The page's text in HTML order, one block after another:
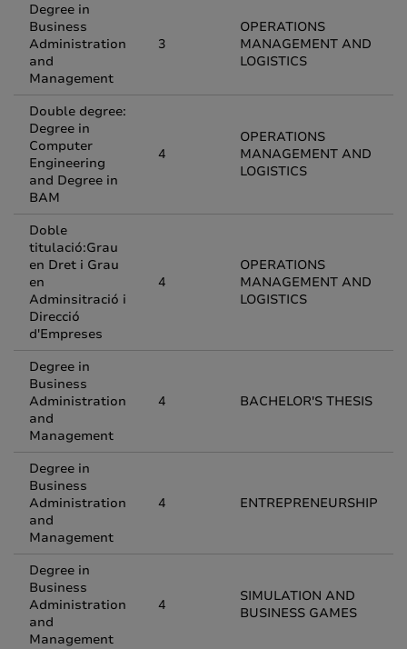
Degree in
Business
Administration
and
Management
3
OPERATIONS
MANAGEMENT AND
LOGISTICS
Double degree:
Degree in
Computer
Engineering
and Degree in
BAM
4
OPERATIONS
MANAGEMENT AND
LOGISTICS
Doble
titulació:Grau
en Dret i Grau
en
Adminsitració i
Direcció
d'Empreses
4
OPERATIONS
MANAGEMENT AND
LOGISTICS
Degree in
Business
Administration
and
Management
4 BACHELOR'S THESIS
Degree in
Business
Administration
and
Management
4 ENTREPRENEURSHIP
Degree in
Business
Administration
and
Management
4
SIMULATION AND
BUSINESS GAMES